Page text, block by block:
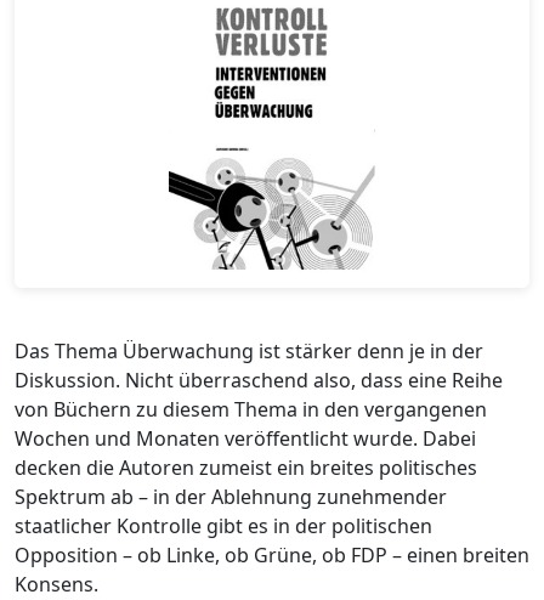
Das Thema Überwachung ist stärker denn je in der
Diskussion. Nicht überraschend also, dass eine Reihe
von Büchern zu diesem Thema in den vergangenen
Wochen und Monaten veröffentlicht wurde. Dabei
decken die Autoren zumeist ein breites politisches
Spektrum ab – in der Ablehnung zunehmender
staatlicher Kontrolle gibt es in der politischen
Opposition – ob Linke, ob Grüne, ob FDP – einen breiten
Konsens.